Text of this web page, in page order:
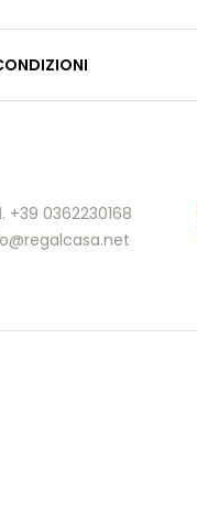
+39 0362230168